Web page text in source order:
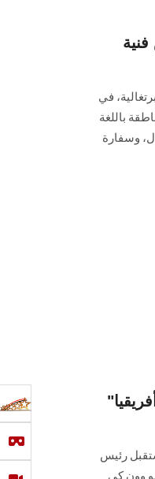
في
باللغة
وسفارة
رئيس
وون كي